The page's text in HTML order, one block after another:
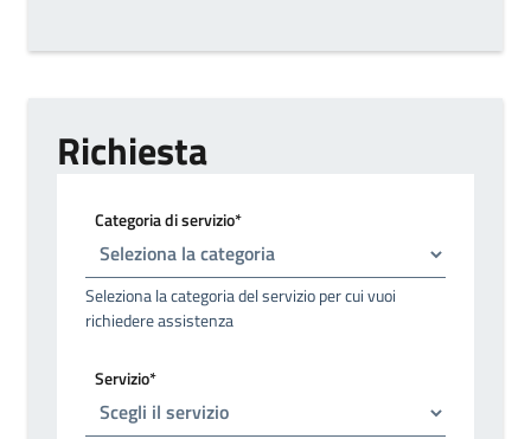
Richiesta
Categoria di servizio*
Seleziona la categoria del servizio per cui vuoi
richiedere assistenza
Servizio*